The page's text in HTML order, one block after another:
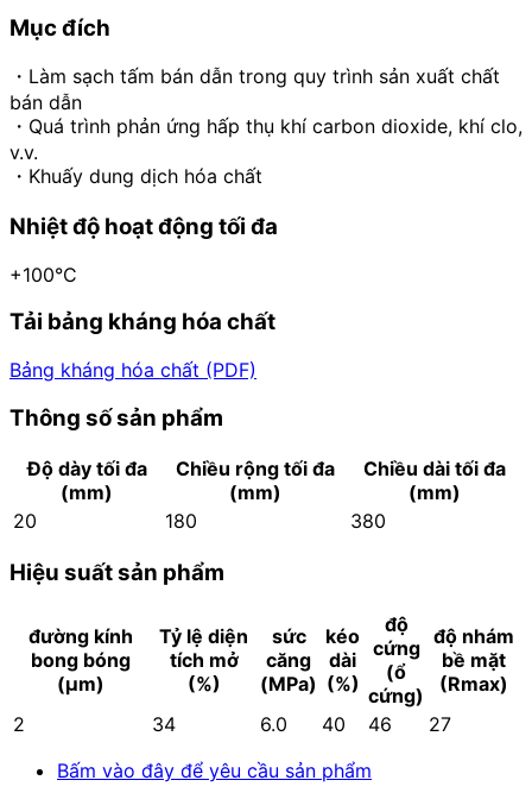
Mục đích
・Làm sạch tấm bán dẫn trong quy trình sản xuất chất
bán dẫn
・Quá trình phản ứng hấp thụ khí carbon dioxide, khí clo,
v.v.
・Khuấy dung dịch hóa chất
Nhiệt độ hoạt động tối đa
+100°C
Tải bảng kháng hóa chất
Bảng kháng hóa chất (PDF)
Thông số sản phẩm
Độ dày tối đa
(mm)
Chiều rộng tối đa
(mm)
Chiều dài tối đa
(mm)
20
180 380
Hiệu suất sản phẩm
đường kính
bong bóng
(µm)
Tỷ lệ diện
tích mở
(%)
sức
căng
(MPa)
kéo
dài
(%)
độ
cứng
(ổ
cứng)
độ nhám
bề mặt
(Rmax)
2
34 6.0 40 46
27
Bấm vào đây để yêu cầu sản phẩm